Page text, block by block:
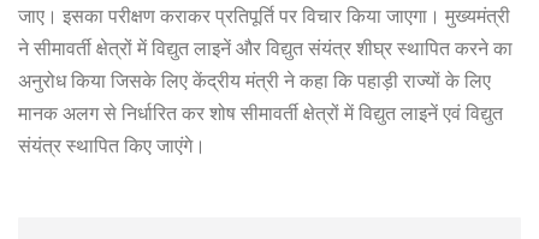
जाए। इसका परीक्षण कराकर प्रतिपूर्ति पर विचार किया जाएगा। मुख्यमंत्री
ने सीमावर्ती क्षेत्रों में विद्युत लाइनें और विद्युत संयंत्र शीघ्र स्थापित करने का
अनुरोध किया जिसके लिए केंद्रीय मंत्री ने कहा कि पहाड़ी राज्यों के लिए
मानक अलग से निर्धारित कर शोष सीमावर्ती क्षेत्रों में विद्युत लाइनें एवं विद्युत
संयंत्र स्थापित किए जाएंगे।